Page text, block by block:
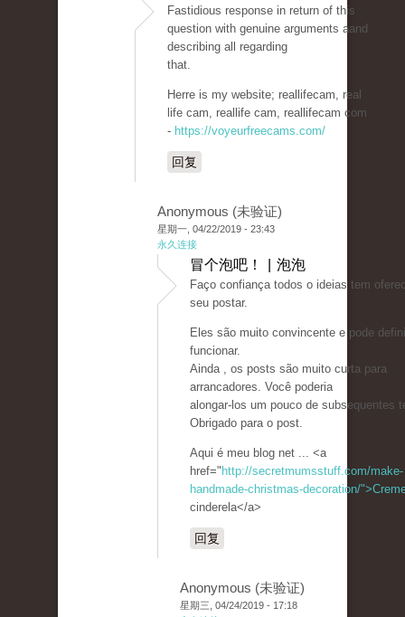
Fastidious response in return of this
question with genuine arguments aand
describing all regarding
that.
Herre is my website; reallifecam, real
life cam, reallife cam, reallifecam com
- https://voyeurfreecams.com/
回复
Anonymous (未验证)
星期一, 04/22/2019 - 23:43
永久连接
冒个泡吧！ | 泡泡
Faço confiança todos o ideias tem
seu postar.
Eles são muito convincente e pode
funcionar.
Ainda , os posts são muito curta para
arrancadores. Você poderia
alongar-los um pouco de subsequentes
Obrigado para o post.
Aqui é meu blog net ... <a
href=" http://secretmumsstuff.com/make-
handmade-christmas-decoration/
cinderela</a>
回复
Anonymous (未验证)
星期三, 04/24/2019 - 17:18